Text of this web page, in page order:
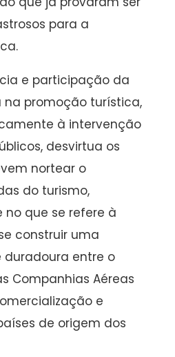
para a
e participação da
promoção turística,
à intervenção
desvirtua os
nortear o
do turismo,
que se refere à
construir uma
entre o
Companhias Aéreas
e
de origem dos